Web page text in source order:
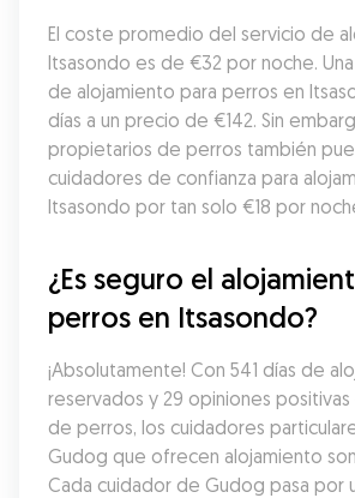
El coste promedio del servicio de
Itsasondo es de €32 por noche.
de alojamiento para perros en
días a un precio de €142. Sin
propietarios de perros también
cuidadores de confianza para
Itsasondo por tan solo €18 por
¿Es seguro el
perros en Itsasondo?
¡Absolutamente! Con 541 días de
reservados y 29 opiniones
de perros, los cuidadores
Gudog que ofrecen alojamiento
Cada cuidador de Gudog pasa por